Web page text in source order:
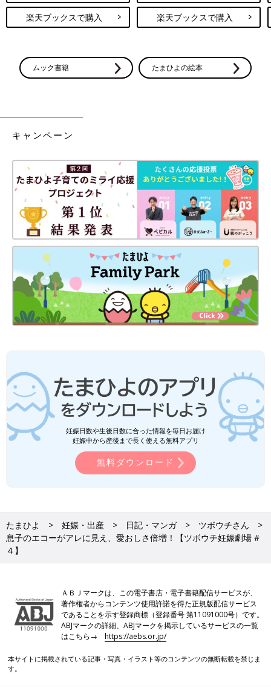
楽天ブックスで購入 楽天ブックスで購入
ムック書籍 たまひよの絵本
キャンペーン
妊娠日数や生後日数に合った情報を毎日お届け
妊娠中から産後まで長く使える無料アプリ
無料ダウンロード
たまひよ 妊娠・出産 日記・マンガ
ツボウチさん
息子のエコーがアレに見え、愛おしさ倍増！【ツボウチ妊娠劇場 #
４】
ＡＢＪマークは、この電子書店・電子書籍配信サービスが、
著作権者からコンテンツ使用許諾を得た正規版配信サービス
であることを示す登録商標（登録番号 第11091000号）です。
ABJマークの詳細、ABJマークを掲示しているサービスの一覧
はこちら→https://aebs.or.jp/
本サイトに掲載されている記事・写真・イラスト等のコンテンツの無断転載を禁じま
す。